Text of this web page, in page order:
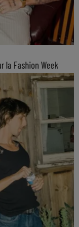
la Fashion Week